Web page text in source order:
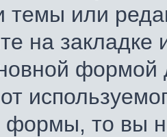
темы или
на
формой
формы, то вы